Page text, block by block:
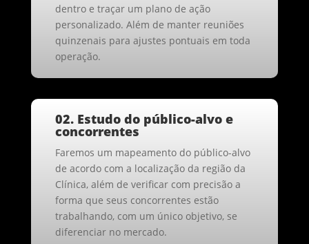
dentro e traçar um plano de ação
personalizado. Além de manter reuniões
quinzenais para ajustes pontuais em toda
operação.
02. Estudo do público-alvo e
concorrentes
Faremos um mapeamento do público-alvo
de acordo com a localização da região da
Clínica, além de verificar com precisão a
forma que seus concorrentes estão
trabalhando, com um único objetivo, se
diferenciar no mercado.